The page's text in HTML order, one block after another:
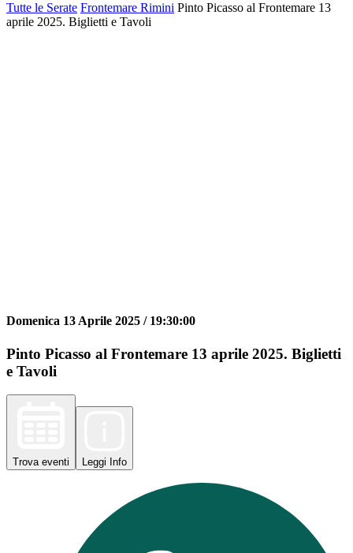
Tutte le Serate Frontemare Rimini Pinto Picasso al Frontemare 13
aprile 2025. Biglietti e Tavoli
Domenica 13 Aprile 2025 / 19:30:00
Pinto Picasso al Frontemare 13 aprile 2025. Biglietti
e Tavoli
Trova eventi Leggi Info